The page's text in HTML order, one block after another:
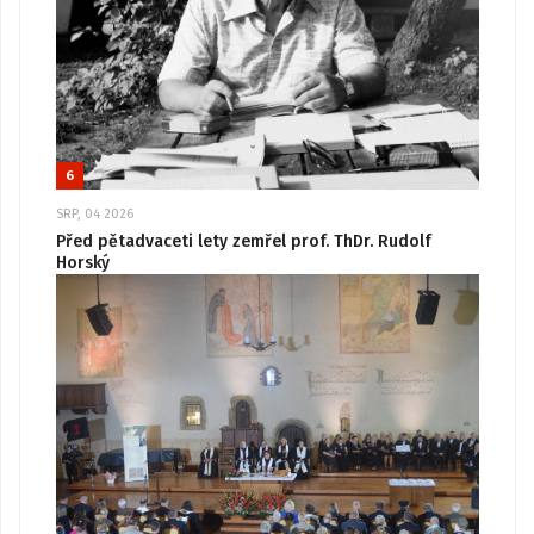
6
SRP, 04 2026
Před pětadvaceti lety zemřel prof. ThDr. Rudolf
Horský